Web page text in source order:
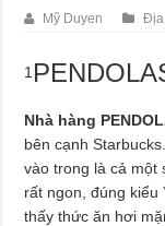
Mỹ Duyen Địa
1
Nhà hàng
bên cạnh
vào trong là cả
rất ngon, đúng kiểu
thấy thức ăn hơi